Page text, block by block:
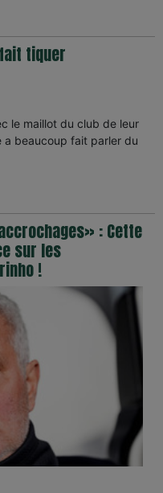
tiquer
le maillot du club de leur
a beaucoup fait parler du
: Cette
sur les
!